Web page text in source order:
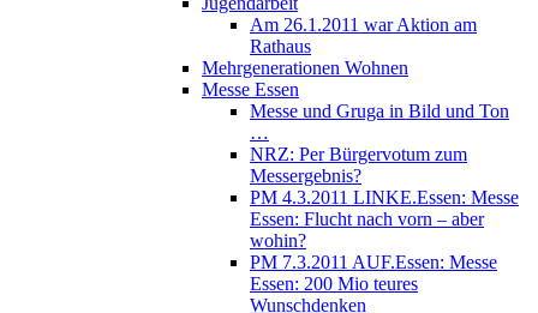
Am 26.1.2011 war Aktion am
Rathaus
Mehrgenerationen Wohnen
Messe Essen
Messe und Gruga in Bild und Ton
…
NRZ: Per Bürgervotum zum
Messergebnis?
PM 4.3.2011 LINKE.Essen: Messe
Essen: Flucht nach vorn – aber
wohin?
PM 7.3.2011 AUF.Essen: Messe
Essen: 200 Mio teures
Wunschdenken